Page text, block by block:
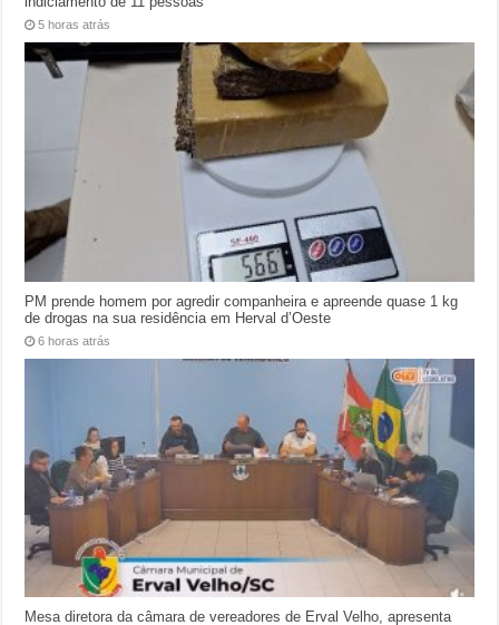
5 horas atrás
PM prende homem por agredir companheira e apreende quase 1 kg
de drogas na sua residência em Herval d’Oeste
6 horas atrás
Mesa diretora da câmara de vereadores de Erval Velho, apresenta